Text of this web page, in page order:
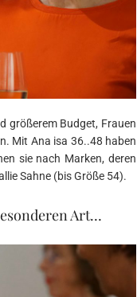
größerem Budget, Frauen
Mit Ana isa 36..48 haben
sie nach Marken, deren
Sahne (bis Größe 54).
Art…